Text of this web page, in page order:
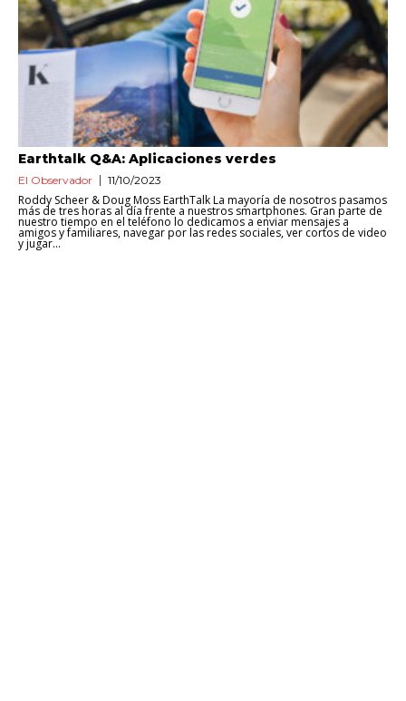
Earthtalk Q&A: Aplicaciones verdes
El Observador 11/10/2023
Roddy Scheer & Doug Moss EarthTalk La mayoría de nosotros pasamos
más de tres horas al día frente a nuestros smartphones. Gran parte de
nuestro tiempo en el teléfono lo dedicamos a enviar mensajes a
amigos y familiares, navegar por las redes sociales, ver cortos de video
y jugar...